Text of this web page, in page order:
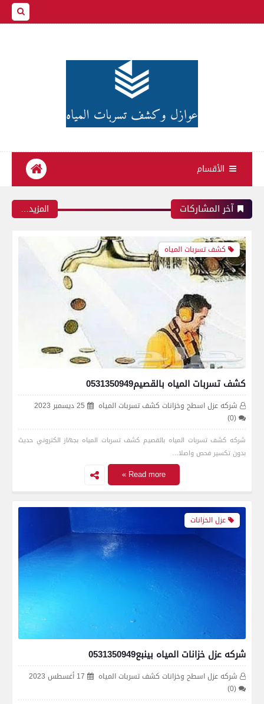
الأقسام
آخر المشاركات ‏المزيد…
كشف تسربات المياه
كشف تسربات المياه بالقصيم0531350949
شركه عزل اسطح وخزانات كشف تسربات المياه
25 ديسمبر 2023
(0)
شركه كشف تسربات المياه بالقصيم كشف تسربات المياه بجهاز الكتروني حديث
بدون تكسير فحص واصلا…
Read more »
عزل الخزانات
شركه عزل خزانات المياه بينبع0531350949
شركه عزل اسطح وخزانات كشف تسربات المياه
17 أغسطس 2023
(0)